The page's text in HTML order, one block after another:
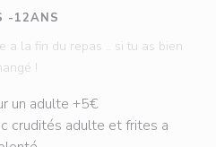
-12ANS
a la fin du repas .. si tu as bien
!
un adulte +5€
crudités adulte et frites a